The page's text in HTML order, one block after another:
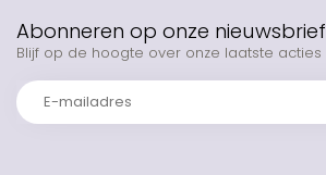
Abonneren op onze nieuwsbrief
Blijf op de hoogte over onze laatste acties